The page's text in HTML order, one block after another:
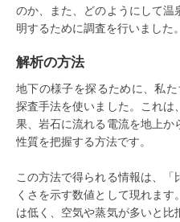
のか、また、どのようにして
明するために調査を行いました。
解析の方法
地下の様子を探るために、私
探査手法を使いました。これ
果、岩石に流れる電流を地上
性質を把握する方法です。
この方法で得られる情報は、
くさを示す数値として現れま
は低く、空気や蒸気が多いと比